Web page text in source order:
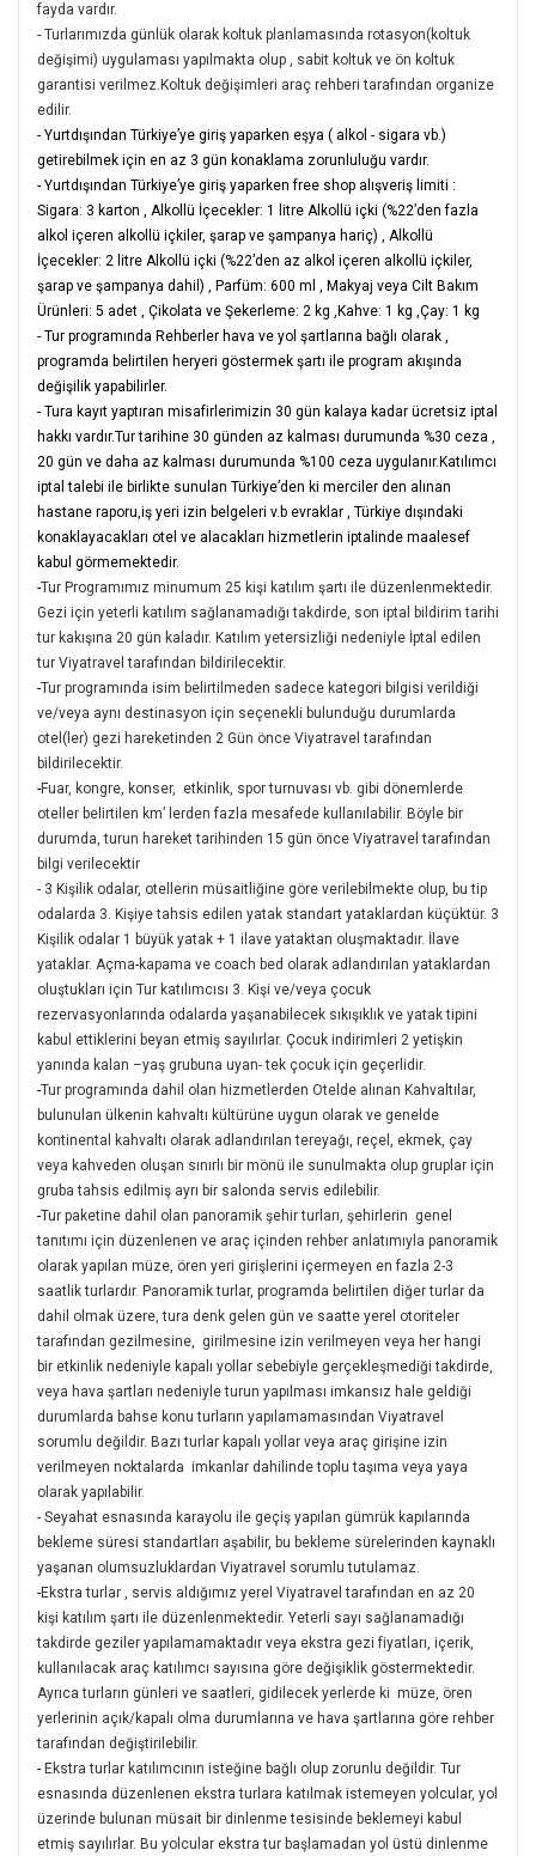
fayda vardır.
- Turlarımızda günlük olarak koltuk planlamasında rotasyon(koltuk
değişimi) uygulaması yapılmakta olup , sabit koltuk ve ön koltuk
garantisi verilmez.Koltuk değişimleri araç rehberi tarafından organize
edilir.
- Yurtdışından Türkiye’ye giriş yaparken eşya ( alkol - sigara vb.)
getirebilmek için en az 3 gün konaklama zorunluluğu vardır.
- Yurtdışından Türkiye’ye giriş yaparken free shop alışveriş limiti :
Sigara: 3 karton
Alkollü İçecekler: 1 litre Alkollü içki (%22’den fazla
alkol içeren alkollü içkiler, şarap ve şampanya hariç)
Alkollü
İçecekler: 2 litre Alkollü içki (%22’den az alkol içeren alkollü içkiler,
şarap ve şampanya dahil)
Parfüm: 600 ml
Makyaj veya Cilt Bakım
Ürünleri: 5 adet
Çikolata ve Şekerleme: 2 kg Kahve: 1 kg Çay: 1 kg
- Tur programında Rehberler hava ve yol şartlarına bağlı olarak ,
programda belirtilen heryeri göstermek şartı ile program akışında
değişilik yapabilirler.
- Tura kayıt yaptıran misafirlerimizin 30 gün kalaya kadar ücretsiz iptal
hakkı vardır.Tur tarihine 30 günden az kalması durumunda %30 ceza ,
20 gün ve daha az kalması durumunda %100 ceza uygulanır.Katılımcı
iptal talebi ile birlikte sunulan Türkiye’den ki merciler den alınan
hastane raporu,iş yeri izin belgeleri v.b evraklar , Türkiye dışındaki
konaklayacakları otel ve alacakları hizmetlerin iptalinde maalesef
kabul görmemektedir.
-Tur Programımız minumum 25 kişi katılım şartı ile düzenlenmektedir.
Gezi için yeterli katılım sağlanamadığı takdirde, son iptal bildirim tarihi
tur kakışına 20 gün kaladır. Katılım yetersizliği nedeniyle İptal edilen
tur Viyatravel tarafından bildirilecektir.
-Tur programında isim belirtilmeden sadece kategori bilgisi verildiği
ve/veya aynı destinasyon için seçenekli bulunduğu durumlarda
otel(ler) gezi hareketinden 2 Gün önce Viyatravel tarafından
bildirilecektir.
-Fuar, kongre, konser, etkinlik, spor turnuvası vb. gibi dönemlerde
oteller belirtilen km’ lerden fazla mesafede kullanılabilir. Böyle bir
durumda, turun hareket tarihinden 15 gün önce Viyatravel tarafından
bilgi verilecektir
- 3 Kişilik odalar, otellerin müsaitliğine göre verilebilmekte olup, bu tip
odalarda 3. Kişiye tahsis edilen yatak standart yataklardan küçüktür. 3
Kişilik odalar 1 büyük yatak + 1 ilave yataktan oluşmaktadır. İlave
yataklar. Açma-kapama ve coach bed olarak adlandırılan yataklardan
oluştukları için Tur katılımcısı 3. Kişi ve/veya çocuk
rezervasyonlarında odalarda yaşanabilecek sıkışıklık ve yatak tipini
kabul ettiklerini beyan etmiş sayılırlar. Çocuk indirimleri 2 yetişkin
yanında kalan –yaş grubuna uyan- tek çocuk için geçerlidir.
-Tur programında dahil olan hizmetlerden Otelde alınan Kahvaltılar,
bulunulan ülkenin kahvaltı kültürüne uygun olarak ve genelde
kontinental kahvaltı olarak adlandırılan tereyağı, reçel, ekmek, çay
veya kahveden oluşan sınırlı bir mönü ile sunulmakta olup gruplar için
gruba tahsis edilmiş ayrı bir salonda servis edilebilir.
-Tur paketine dahil olan panoramik şehir turları, şehirlerin genel
tanıtımı için düzenlenen ve araç içinden rehber anlatımıyla panoramik
olarak yapılan müze, ören yeri girişlerini içermeyen en fazla 2-3
saatlik turlardır. Panoramik turlar, programda belirtilen diğer turlar da
dahil olmak üzere, tura denk gelen gün ve saatte yerel otoriteler
tarafından gezilmesine, girilmesine izin verilmeyen veya her hangi
bir etkinlik nedeniyle kapalı yollar sebebiyle gerçekleşmediği takdirde,
veya hava şartları nedeniyle turun yapılması imkansız hale geldiği
durumlarda bahse konu turların yapılamamasından Viyatravel
sorumlu değildir. Bazı turlar kapalı yollar veya araç girişine izin
verilmeyen noktalarda imkanlar dahilinde toplu taşıma veya yaya
olarak yapılabilir.
- Seyahat esnasında karayolu ile geçiş yapılan gümrük kapılarında
bekleme süresi standartları aşabilir, bu bekleme sürelerinden kaynaklı
yaşanan olumsuzluklardan Viyatravel sorumlu tutulamaz.
-Ekstra turlar , servis aldığımız yerel Viyatravel tarafından en az 20
kişi katılım şartı ile düzenlenmektedir. Yeterli sayı sağlanamadığı
takdirde geziler yapılamamaktadır veya ekstra gezi fiyatları, içerik,
kullanılacak araç katılımcı sayısına göre değişiklik göstermektedir.
Ayrıca turların günleri ve saatleri, gidilecek yerlerde ki müze, ören
yerlerinin açık/kapalı olma durumlarına ve hava şartlarına göre rehber
tarafından değiştirilebilir.
- Ekstra turlar katılımcının isteğine bağlı olup zorunlu değildir. Tur
esnasında düzenlenen ekstra turlara katılmak istemeyen yolcular, yol
üzerinde bulunan müsait bir dinlenme tesisinde beklemeyi kabul
etmiş sayılırlar. Bu yolcular ekstra tur başlamadan yol üstü dinlenme